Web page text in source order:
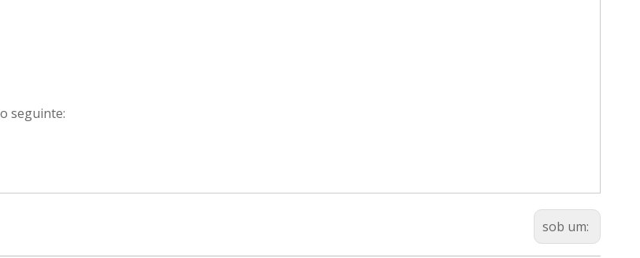
seguinte:
sob um: